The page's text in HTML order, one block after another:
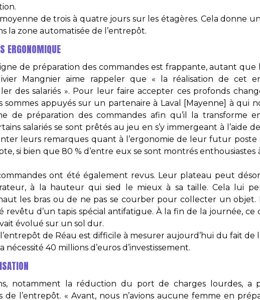
de trois à quatre jours sur les étagères. Cela donne
la zone automatisée de l’entrepôt.
ERGONOMIQUE
de préparation des commandes est frappante, autant que
Mangnier aime rappeler que « la réalisation de cet
des salariés ». Pour leur faire accepter ces profonds
sommes appuyés sur un partenaire à Laval [Mayenne] à qui
de préparation des commandes afin qu’il la transforme
salariés se sont prêtés au jeu en s’y immergeant à l’aide
leurs remarques quant à l’ergonomie de leur futur poste
si bien que 80 % d’entre eux se sont montrés enthousiastes
ont été également revus. Leur plateau peut
à la hauteur qui sied le mieux à sa taille. Cela lui
les bras ou de ne pas se courber pour collecter un objet.
revêtu d’un tapis spécial antifatigue. À la fin de la journée, ce
évolué sur un sol dur.
de Réau est difficile à mesurer aujourd’hui du fait de
nécessité 40 millions d’euros d’investissement.
notamment la réduction du port de charges lourdes, a
de l’entrepôt. « Avant, nous n’avions aucune femme en